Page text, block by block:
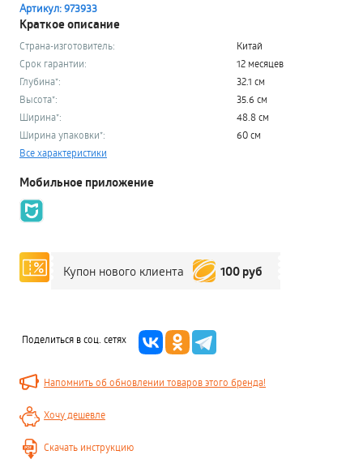
Артикул: 973933
Краткое описание
Страна-изготовитель:
Китай
Срок гарантии:
12 месяцев
Глубина*:
32.1 см
Высота*:
35.6 см
Ширина*:
48.8 см
Ширина упаковки*:
60 см
Все характеристики
Мобильное приложение
Купон нового клиента 100 руб
Поделиться в соц. сетях
Напомнить об обновлении товаров этого бренда!
Хочу дешевле
Скачать инструкцию